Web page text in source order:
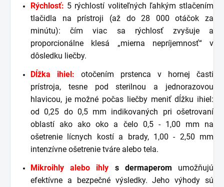
Rýchlosť: 5 rýchlostí voliteľných ľahkým stlačením
tlačidla na prístroji (až do 28 000 otáčok za
minútu): čím viac sa rýchlosť zvyšuje a
proporcionálne klesá „mierna nepríjemnosť“ v
dôsledku liečby.
Dĺžka ihiel: otočením prstenca v hornej časti
prístroja, tesne pod sterilnou a jednorazovou
hlavicou, je možné počas liečby meniť dĺžku ihiel:
od 0,25 do 0,5 mm indikovaných pri ošetrovaní
oblastí ako ako oko a čelo 0,5 - 1,00 mm na
ošetrenie lícnych kostí a brady, 1,00 - 2,50 mm
intenzívne ošetrenie tváre alebo tela.
Mikroihly alebo ihly s dermaperom umožňujú
efektívne a bezpečné výsledky. Jeho výhody sú